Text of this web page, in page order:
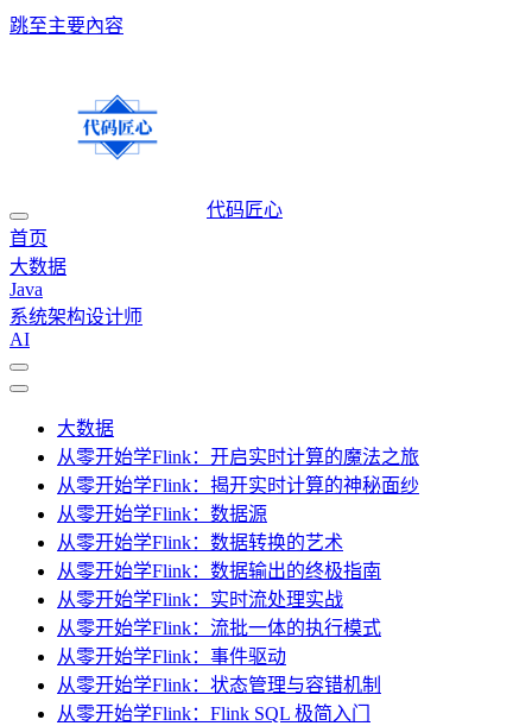
跳至主要內容
代码匠心
首页
大数据
Java
系统架构设计师
AI
大数据
从零开始学Flink：开启实时计算的魔法之旅
从零开始学Flink：揭开实时计算的神秘面纱
从零开始学Flink：数据源
从零开始学Flink：数据转换的艺术
从零开始学Flink：数据输出的终极指南
从零开始学Flink：实时流处理实战
从零开始学Flink：流批一体的执行模式
从零开始学Flink：事件驱动
从零开始学Flink：状态管理与容错机制
从零开始学Flink：Flink SQL 极简入门